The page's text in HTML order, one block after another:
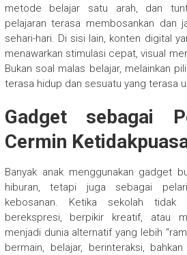
metode belajar satu arah, dan
pelajaran terasa membosankan dan
sehari-hari. Di sisi lain, konten digital
menawarkan stimulasi cepat, visual
Bukan soal malas belajar, melainkan
terasa hidup dan sesuatu yang terasa
Gadget sebagai
Cermin
Banyak anak menggunakan gadget
hiburan, tetapi juga sebagai
kebosanan. Ketika sekolah tidak
berekspresi, berpikir kreatif, atau
menjadi dunia alternatif yang lebih
bermain, belajar, berinteraksi,